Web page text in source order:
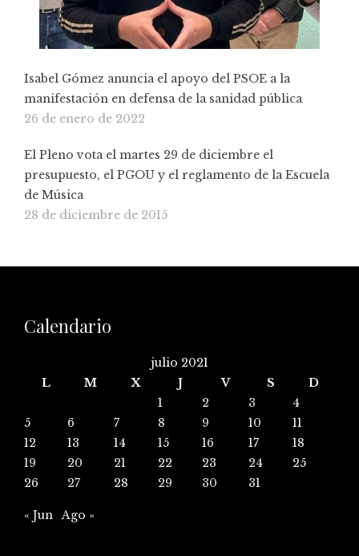
Isabel Gómez anuncia el apoyo del PSOE a la
manifestación en defensa de la sanidad pública
26 de enero de 2022
El Pleno vota el martes 29 de diciembre el
presupuesto, el PGOU y el reglamento de la Escuela
de Música
28 de diciembre de 2015
Calendario
julio 2021
L
M X J V S
D
1
2 3
4
5
6 7 8 9 10
11
12
13 14 15 16 17
18
19
20 21 22 23 24
25
26
27 28 29 30 31
« Jun Ago »